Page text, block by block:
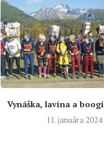
Vynáška, lavína a
11. januára 2024